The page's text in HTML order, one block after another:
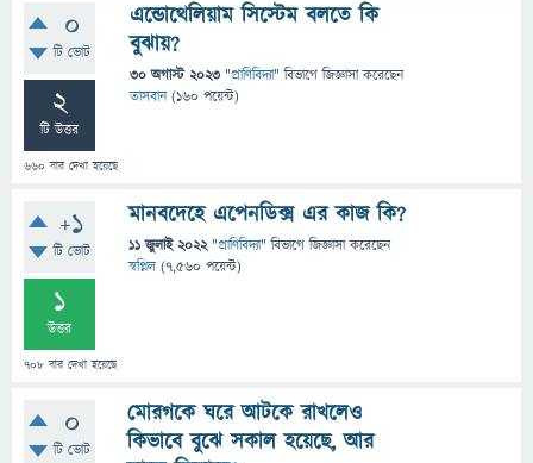
0
টি ভোট
2
টি উত্তর
660 বার দেখা হয়েছে
এন্ডোথেলিয়াম সিস্টেম বলতে কি
বুঝায়?
30 অগাস্ট 2023 "প্রাণিবিদ্যা" বিভাগে জিজ্ঞাসাকরেছেন
তাসবান (160 পয়েন্ট)
+1
টি ভোট
1
উত্তর
708 বার দেখা হয়েছে
মানবদেহে এপেনডিক্স এর কাজ কি?
11 জুলাই 2022 "প্রাণিবিদ্যা" বিভাগে জিজ্ঞাসাকরেছেন
স্বপ্নিল (7,560 পয়েন্ট)
0
টি ভোট
মোরগকে ঘরে আটকে রাখলেও
কিভাবে বুঝে সকাল হয়েছে, আর